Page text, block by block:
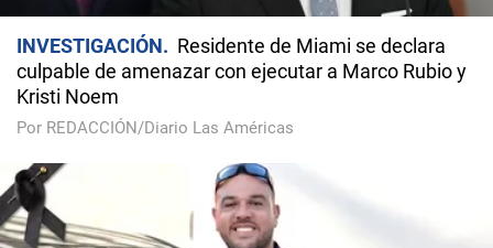
INVESTIGACIÓN
Residente de Miami se declara
culpable de amenazar con ejecutar a Marco Rubio y
Kristi Noem
Por REDACCIÓN/Diario Las Américas